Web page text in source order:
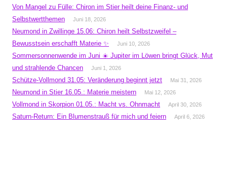
Von Mangel zu Fülle: Chiron im Stier heilt deine Finanz- und
Selbstwertthemen
Juni 18, 2026
Neumond in Zwillinge 15.06: Chiron heilt Selbstzweifel –
Bewusstsein erschafft Materie ✨
Juni 10, 2026
Sommersonnenwende im Juni ☀️ Jupiter im Löwen bringt Glück, Mut
und strahlende Chancen
Juni 1, 2026
Schütze-Vollmond 31.05: Veränderung beginnt jetzt Mai 31, 2026
Neumond in Stier 16.05.: Materie meistern Mai 12, 2026
Vollmond in Skorpion 01.05.: Macht vs. Ohnmacht April 30, 2026
Saturn-Return: Ein Blumenstrauß für mich und feiern April 6, 2026